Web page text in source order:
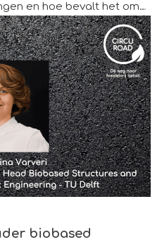
en hoe bevalt het om
keten? We vragen het
Professor en Section
Materials en Pavement
verschillende
aan de transitie naar
bindmiddelen in
biobased